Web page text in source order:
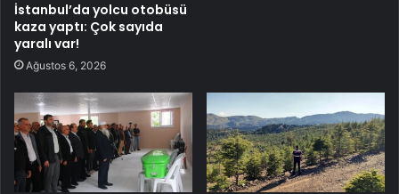
İstanbul’da yolcu otobüsü
kaza yaptı: Çok sayıda
yaralı var!
Ağustos 6, 2026